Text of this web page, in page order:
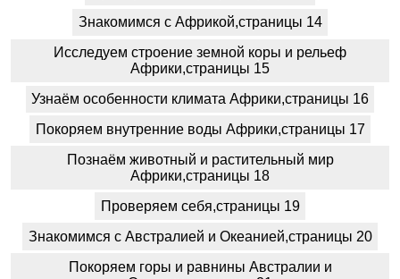
Знакомимся с Африкой,страницы 14
Исследуем строение земной коры и рельеф
Африки,страницы 15
Узнаём особенности климата Африки,страницы 16
Покоряем внутренние воды Африки,страницы 17
Познаём животный и растительный мир
Африки,страницы 18
Проверяем себя,страницы 19
Знакомимся с Австралией и Океанией,страницы 20
Покоряем горы и равнины Австралии и